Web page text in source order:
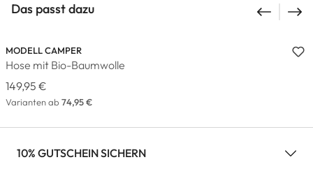
Das passt dazu
MODELL CAMPER
Hose mit Bio-Baumwolle
149,95 €
Varianten ab 74,95 €
10% GUTSCHEIN SICHERN